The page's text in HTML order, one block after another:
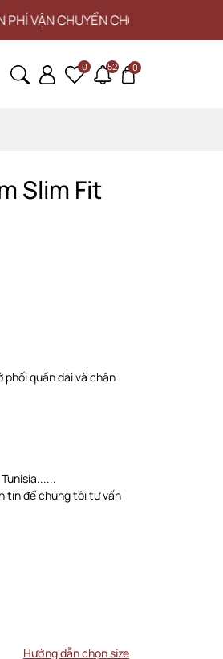
CHO ĐƠN HÀNG TỪ 3 TRIỆU
hệ 0 52 0
Slim Fit
phối quần dài và chân
tin để chúng tôi tư vấn
Hướng dẫn chọn size